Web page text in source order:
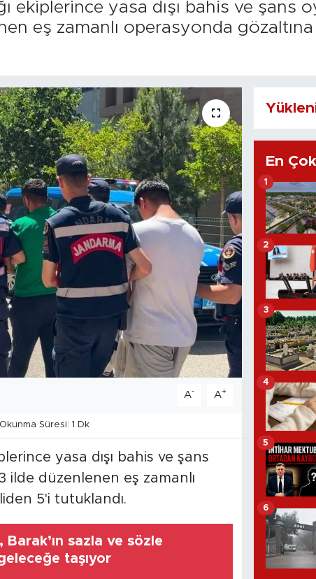
ekiplerince yasa dışı bahis ve şans
eş zamanlı operasyonda
A- A+
Okunma Süresi: 1 Dk
yasa dışı bahis ve şans
ilde düzenlenen eş zamanlı
5'i tutuklandı.
Barak’ın sazla ve sözle
taşıyor
En
1
2
3
4
5
6